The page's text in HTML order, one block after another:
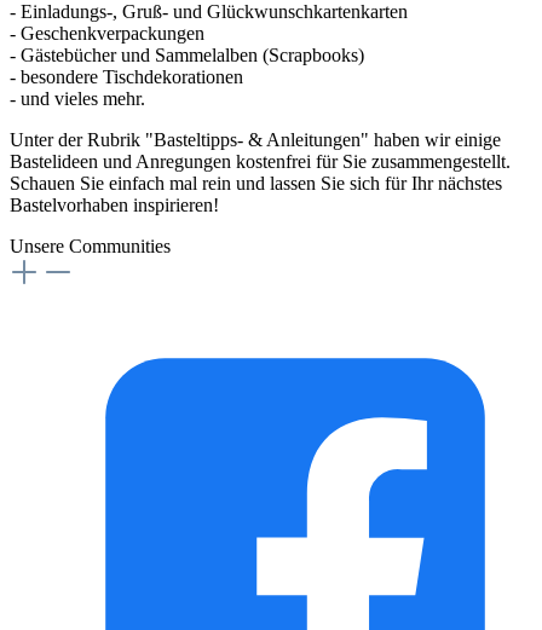
- Einladungs-, Gruß- und Glückwunschkartenkarten
- Geschenkverpackungen
- Gästebücher und Sammelalben (Scrapbooks)
- besondere Tischdekorationen
- und vieles mehr.
Unter der Rubrik "Basteltipps- & Anleitungen" haben wir einige
Bastelideen und Anregungen kostenfrei für Sie zusammengestellt.
Schauen Sie einfach mal rein und lassen Sie sich für Ihr nächstes
Bastelvorhaben inspirieren!
Unsere Communities